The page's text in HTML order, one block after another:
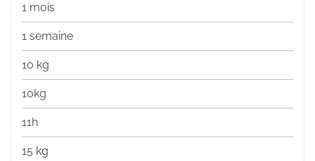
1 mois
1 semaine
10 kg
10kg
11h
15 kg